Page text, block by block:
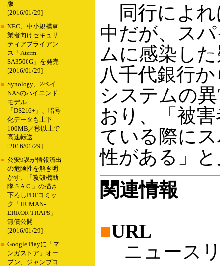
版
[2016/01/29]
■ NEC、中小規模事
業者向けセキュリ
ティアプライアン
ス「Aterm
SA3500G」を発売
[2016/01/29]
■ Synology、2ベイ
NASのハイエンド
モデル
「DS216+」、暗号
化データも上下
100MB／秒以上で
高速転送
[2016/01/29]
■ 公安9課が情報流出
の危険性を解き明
かす、「攻殻機動
隊 S.A.C.」の描き
下ろしPDFコミッ
ク「HUMAN-
ERROR TRAPS」
無償公開
[2016/01/29]
■ Google Playに「マ
ンガストア」オー
プン、ジャンプコ
同行によれ
中だが、ス
ムに感染し
八千代銀行
システムの
おり、「被
ている際に
性がある」
関連情報
■URL
ニュース